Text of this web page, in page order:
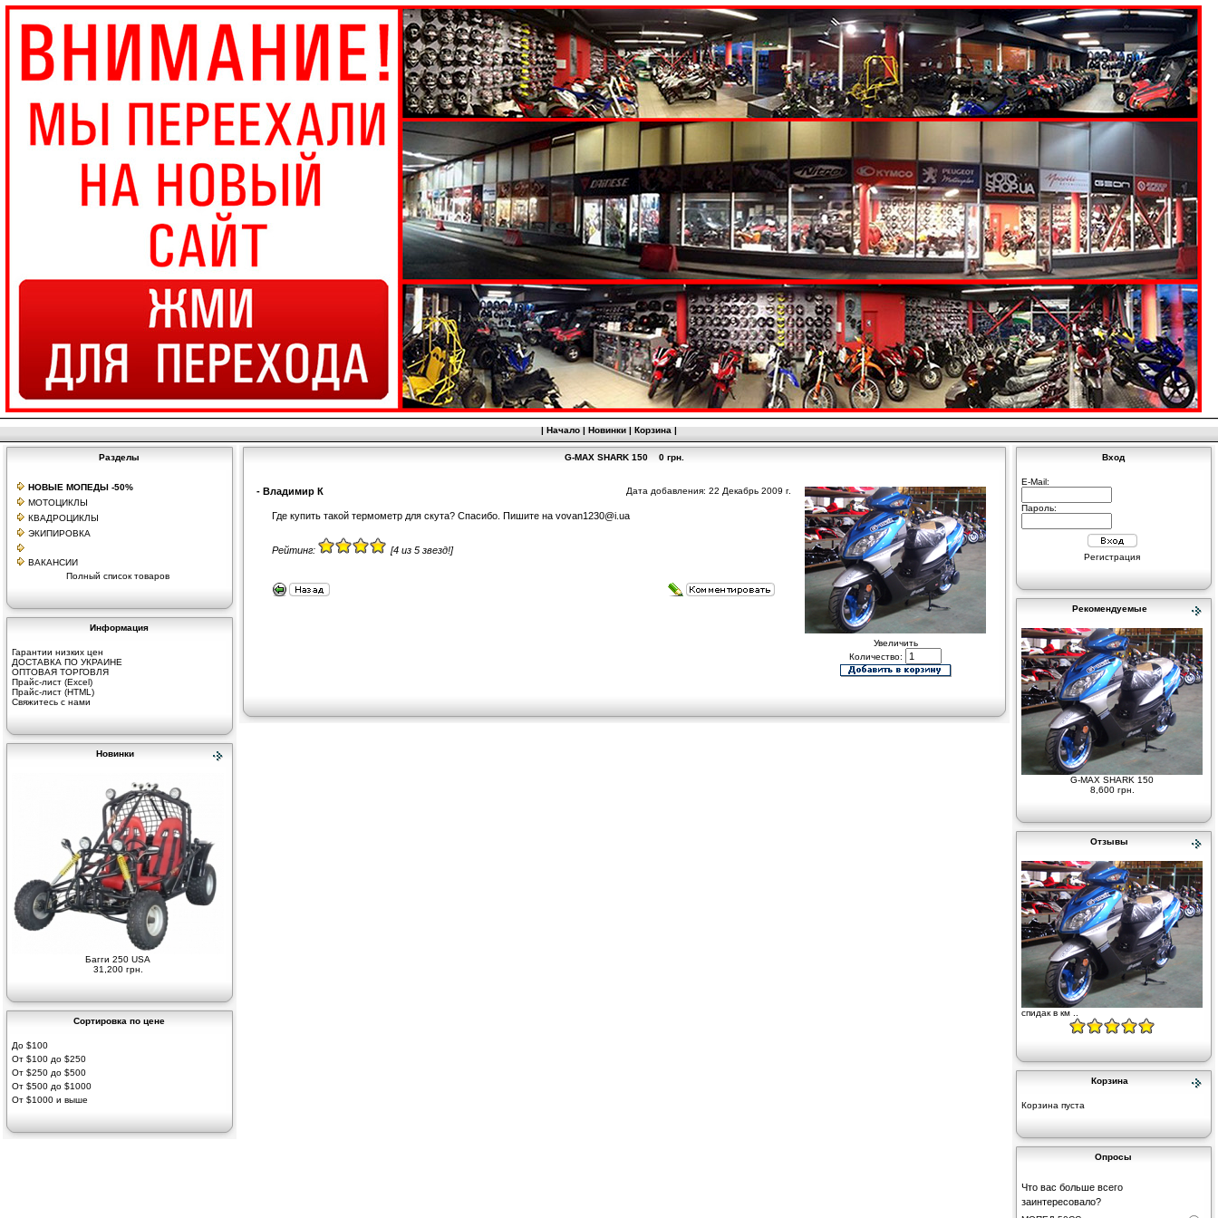
|Начало|Новинки|Корзина|
Разделы
НОВЫЕ МОПЕДЫ -50%
МОТОЦИКЛЫ
КВАДРОЦИКЛЫ
ЭКИПИРОВКА
ВАКАНСИИ
Полный список товаров
Информация
Гарантии низких цен
ДОСТАВКА ПО УКРАИНЕ
ОПТОВАЯ ТОРГОВЛЯ
Прайс-лист (Excel)
Прайс-лист (HTML)
Свяжитесь с нами
Новинки
Багги 250 USA
31,200 грн.
Сортировка по цене
До $100
От $100 до $250
От $250 до $500
От $500 до $1000
От $1000 и выше
G-MAX SHARK 150 0 грн.
- Владимир К Дата добавления: 22 Декабрь 2009 г.
Где купить такой термометр для скута? Спасибо. Пишите на vovan1230@i.ua
Рейтинг: [4 из 5 звезд!]
Увеличить
Количество:
Вход
E-Mail:
Пароль:
Регистрация
Рекомендуемые
G-MAX SHARK 150
8,600 грн.
Отзывы
спидак в км ..
Корзина
Корзина пуста
Опросы
Что вас больше всего
заинтересовало?